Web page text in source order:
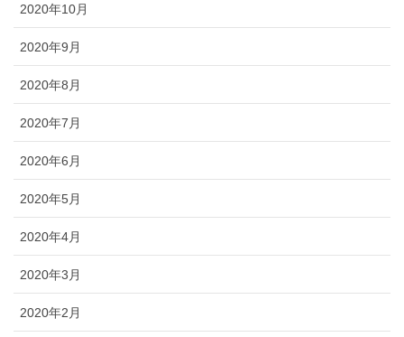
2020年10月
2020年9月
2020年8月
2020年7月
2020年6月
2020年5月
2020年4月
2020年3月
2020年2月